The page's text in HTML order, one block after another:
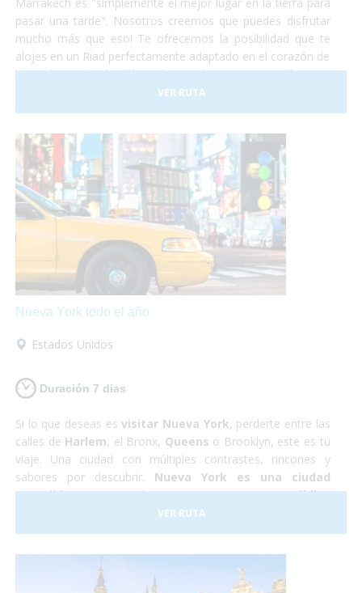
pasar una tarde". Nosotros creemos que puedes disfrutar
mucho más que eso! Te ofrecemos la posibilidad que te
alojes en un Riad perfectamente adaptado en el corazón de
la Medina y desde allí puedas perderte por sus callejones.
Desde allí, podrás visitar Essaouira, la "Perla del Atlántico",
y si tienes suerte hasta podrás participar en alguna de las
nosotros nos encargamos de todo, tú solo de disfrutar!
VER RUTA
Nueva York todo el año
Estados Unidos
Duración 7 dias
Si lo que deseas esvisitar Nueva York, perderte entre las
calles de Harlem, el Bronx, Queens o Brooklyn, este es tu
viaje. Una ciudad con múltiples contrastes, rincones y
sabores por descubrir. Nueva York es una ciudad
accesible, que se puede recorrer entransporte público
, podrás rodar con tu silla de
ruedas sin problemas,visitar la Estatua de la Libertad,
conocer Washington
en un día. ¡Es una ciudad a la que
podrás viajar en cualquier época del año y seguro que no te
VER RUTA